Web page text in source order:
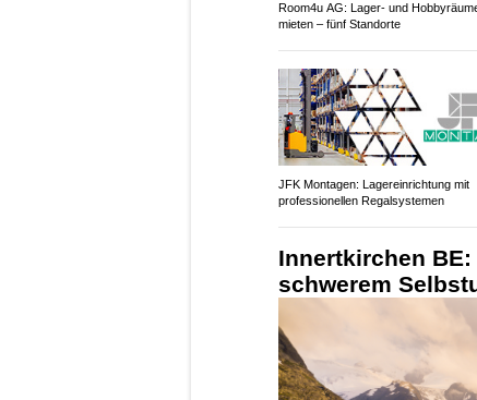
Room4u AG: Lager- und
mieten – fünf Standorte
JFK Montagen: Lagereinrichtung mit
professionellen Regalsystemen
Innertkirchen
schwerem